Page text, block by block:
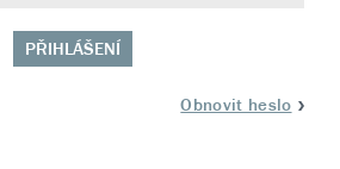
PŘIHLÁŠENÍ
Obnovit heslo